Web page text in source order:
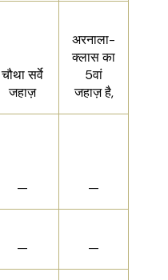
चौथा सर्वे
जहाज़
अरनाला-
क्लास का
5वां
जहाज़ है,
— —
— —